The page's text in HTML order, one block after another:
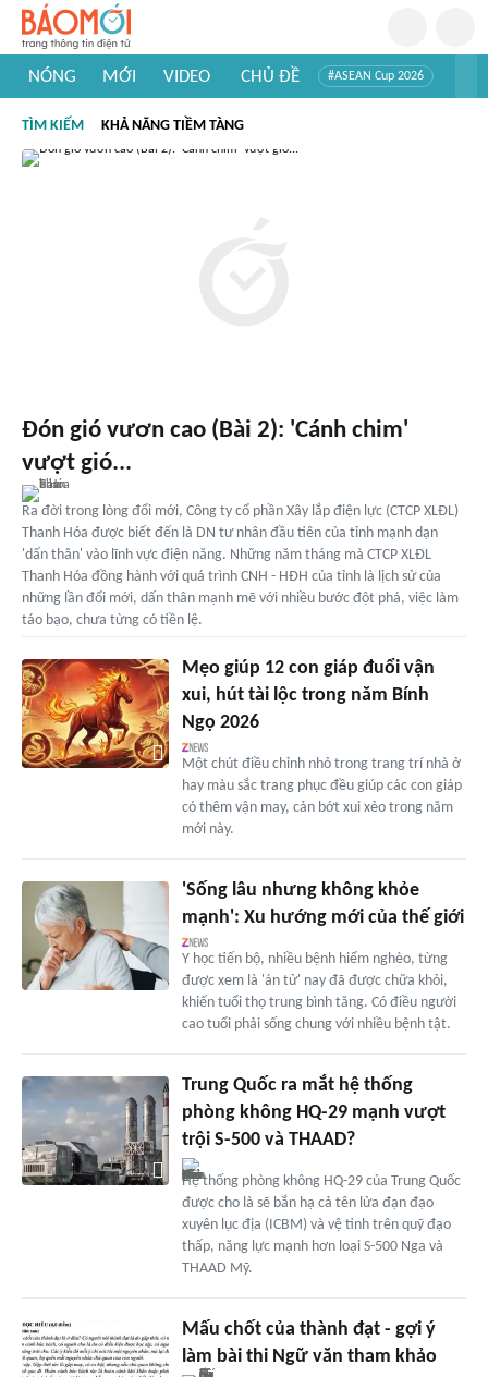
NÓNG MỚI VIDEO CHỦ ĐỀ #ASEAN Cup 2026
#Khám phá thế giới
TÌM KIẾM KHẢ NĂNG TIỀM TÀNG
Đón gió vươn cao (Bài 2): 'Cánh chim'
vượt gió...
Ra đời trong lòng đổi mới, Công ty cổ phần Xây lắp điện lực (CTCP XLĐL)
Thanh Hóa được biết đến là DN tư nhân đầu tiên của tỉnh mạnh dạn
'dấn thân' vào lĩnh vực điện năng. Những năm tháng mà CTCP XLĐL
Thanh Hóa đồng hành với quá trình CNH - HĐH của tỉnh là lịch sử của
những lần đổi mới, dấn thân mạnh mẽ với nhiều bước đột phá, việc làm
táo bạo, chưa từng có tiền lệ.
Mẹo giúp 12 con giáp đuổi vận
xui, hút tài lộc trong năm Bính
Ngọ 2026
Một chút điều chỉnh nhỏ trong trang trí nhà ở
hay màu sắc trang phục đều giúp các con giáp
có thêm vận may, cản bớt xui xẻo trong năm
mới này.
'Sống lâu nhưng không khỏe
mạnh': Xu hướng mới của thế giới
Y học tiến bộ, nhiều bệnh hiểm nghèo, từng
được xem là 'án tử' nay đã được chữa khỏi,
khiến tuổi thọ trung bình tăng. Có điều người
cao tuổi phải sống chung với nhiều bệnh tật.
Trung Quốc ra mắt hệ thống
phòng không HQ-29 mạnh vượt
trội S-500 và THAAD?
Hệ thống phòng không HQ-29 của Trung Quốc
được cho là sẽ bắn hạ cả tên lửa đạn đạo
xuyên lục địa (ICBM) và vệ tinh trên quỹ đạo
thấp, năng lực mạnh hơn loại S-500 Nga và
THAAD Mỹ.
Mấu chốt của thành đạt - gợi ý
làm bài thi Ngữ văn tham khảo